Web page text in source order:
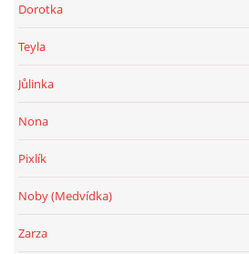
Dorotka
Teyla
Jůlinka
Nona
Pixlík
Noby (Medvídka)
Zarza